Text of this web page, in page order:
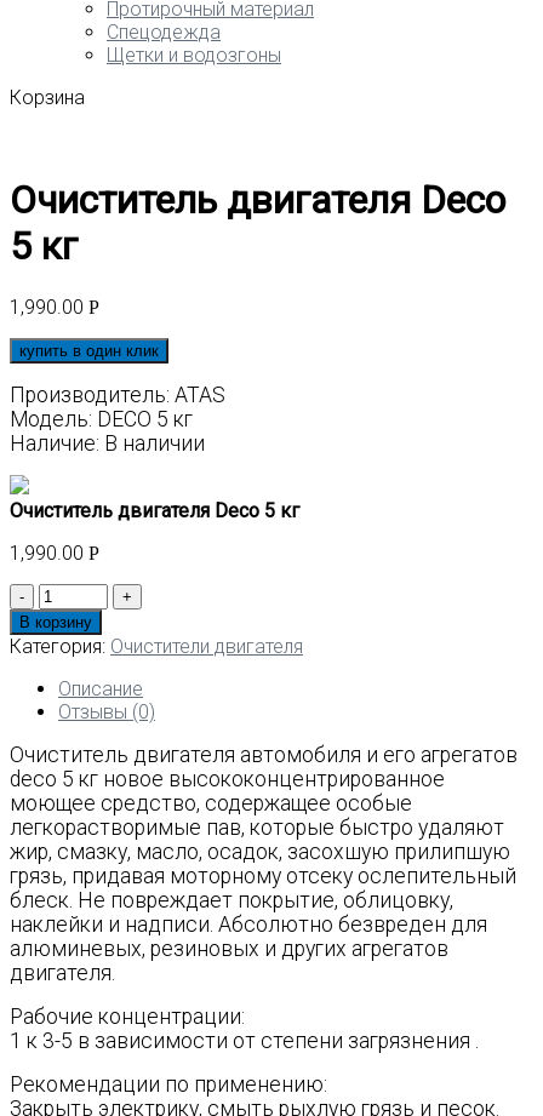
Протирочный материал
Спецодежда
Щетки и водозгоны
Корзина
Очиститель двигателя Deco
5 кг
1,990.00 Р
купить в один клик
Производитель: ATAS
Модель: DECO 5 кг
Наличие: В наличии
Очиститель двигателя Deco 5 кг
1,990.00 Р
Количество
товара
Очиститель
двигателя
Deco
5
В корзину
Категория: Очистители двигателя
Описание
Отзывы (0)
Очиститель двигателя автомобиля и его агрегатов
deco 5 кг новое высококонцентрированное
моющее средство, содержащее особые
легкорастворимые пав, которые быстро удаляют
жир, смазку, масло, осадок, засохшую прилипшую
грязь, придавая моторному отсеку ослепительный
блеск. Не повреждает покрытие, облицовку,
наклейки и надписи. Абсолютно безвреден для
алюминевых, резиновых и других агрегатов
двигателя.
Рабочие концентрации:
1 к 3-5 в зависимости от степени загрязнения .
Рекомендации по применению:
Закрыть электрику, смыть рыхлую грязь и песок.